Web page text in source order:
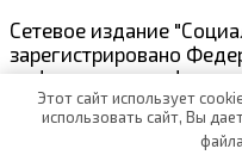
Сетевое издание
зарегистрировано
в сфере связи,
массовых
22.01.2021
Этот сайт использует
использовать сайт, Вы